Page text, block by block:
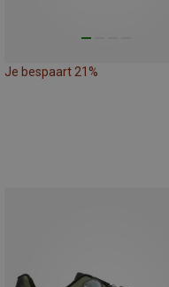
Je bespaart 21%